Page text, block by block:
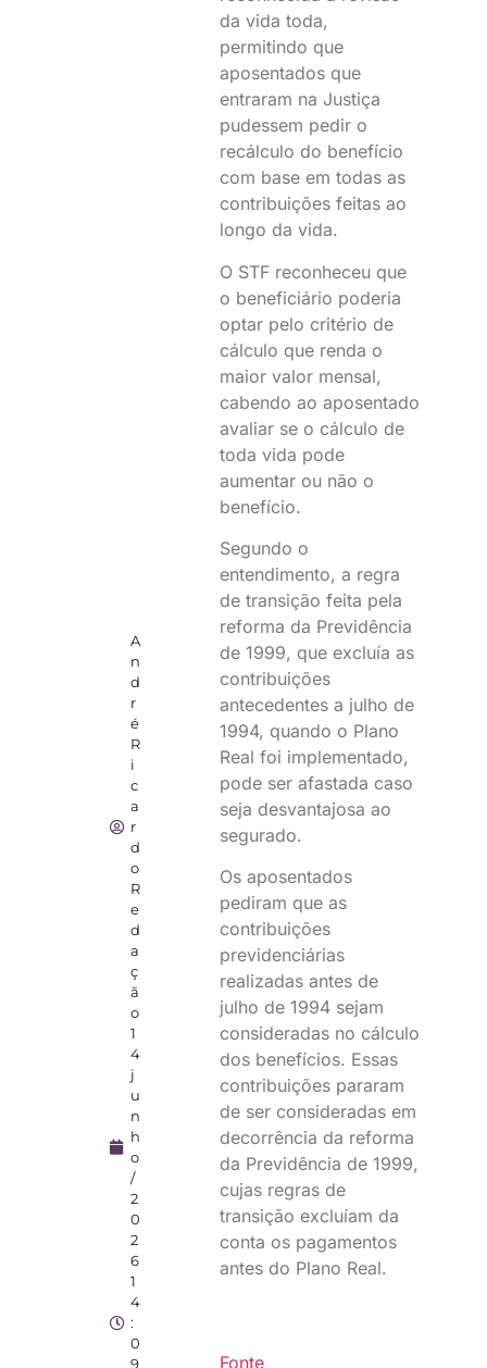
A
n
d
r
é
R
i
c
a
r
d
o
R
e
d
a
ç
ã
o
1
4
j
u
n
h
o
/
2
0
2
6
1
4
:
0
9
da vida toda,
permitindo que
aposentados que
entraram na Justiça
pudessem pedir o
recálculo do benefício
com base em todas as
contribuições feitas ao
longo da vida.
O STF reconheceu que
o beneficiário poderia
optar pelo critério de
cálculo que renda o
maior valor mensal,
cabendo ao aposentado
avaliar se o cálculo de
toda vida pode
aumentar ou não o
benefício.
Segundo o
entendimento, a regra
de transição feita pela
reforma da Previdência
de 1999, que excluía as
contribuições
antecedentes a julho de
1994, quando o Plano
Real foi implementado,
pode ser afastada caso
seja desvantajosa ao
segurado.
Os aposentados
pediram que as
contribuições
previdenciárias
realizadas antes de
julho de 1994 sejam
consideradas no cálculo
dos benefícios. Essas
contribuições pararam
de ser consideradas em
decorrência da reforma
da Previdência de 1999,
cujas regras de
transição excluíam da
conta os pagamentos
antes do Plano Real.
Fonte